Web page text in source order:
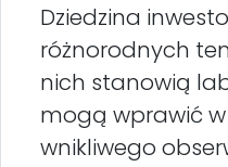
Dziedzina
różnorodnych
nich stanowią
mogą wprawić
wnikliwego